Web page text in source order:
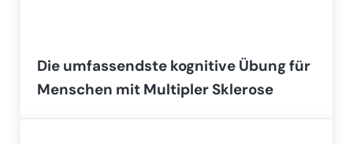
Die umfassendste kognitive Übung für
Menschen mit Multipler Sklerose